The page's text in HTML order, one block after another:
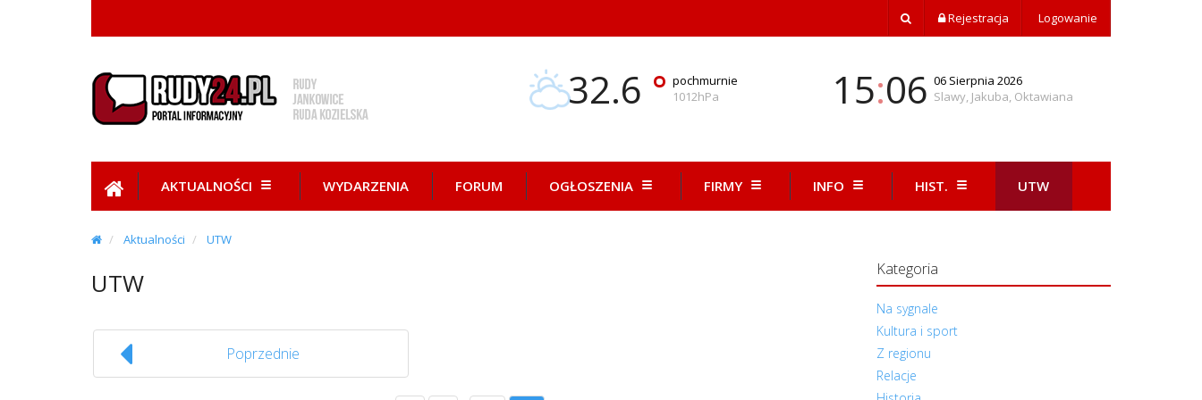
Rejestracja Logowanie
32.6 ° pochmurnie
1012hPa
15:06 06 Sierpnia 2026
Slawy, Jakuba, Oktawiana
AKTUALNOŚCI WYDARZENIA FORUM OGŁOSZENIA FIRMY INFO HIST. UTW
Aktualności UTW
Kategoria
Na sygnale
Kultura i sport
Z regionu
Relacje
UTW
Poprzednie